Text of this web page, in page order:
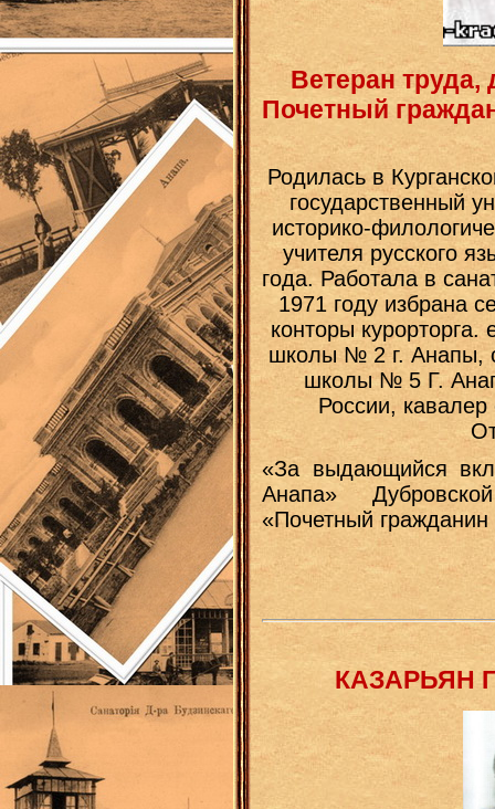
Ветеран
Почетный
Родилась в
государственный
историко-
учителя русского
года. Работала в
1971 году избрана
конторы курорторга.
школы № 2 г. Анапы,
школы № 5 Г.
России,
«За выдающийся
Анапа»
«Почетный гражданин
КАЗАРЬЯН